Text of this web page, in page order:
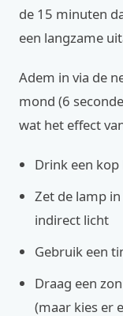
de 15 minuten
een langzame
Adem in via de
mond (6
wat het effect
Drink een
Zet de lamp
indirect licht
Gebruik een
Draag een
(maar kies er